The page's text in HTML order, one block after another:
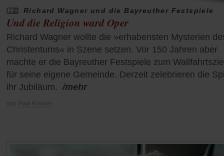
Richard Wagner und die Bayreuther Festspiele
Und die Religion ward Oper
Richard Wagner wollte die »erhabensten Mysterien
Christentums« in Szene setzen. Vor 150 Jahren aber
machte er die Bayreuther Festspiele zum
für seine eigene Gemeinde. Derzeit zelebrieren die
ihr Jubiläum. /mehr
von Paul Kreiner